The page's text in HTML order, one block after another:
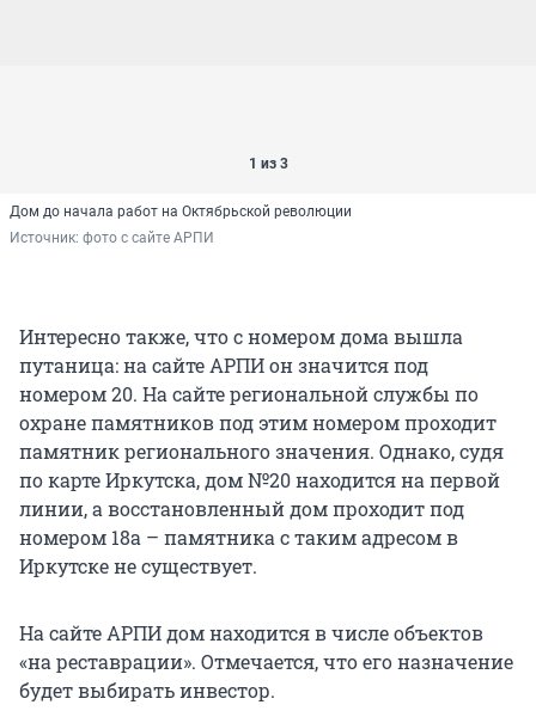
1 из 3
Дом до начала работ на Октябрьской революции
Источник: фото с сайте АРПИ
Интересно также, что с номером дома вышла
путаница: на сайте АРПИ он значится под
номером 20. На сайте региональной службы по
охране памятников под этим номером проходит
памятник регионального значения. Однако, судя
по карте Иркутска, дом №20 находится на первой
линии, а восстановленный дом проходит под
номером 18а – памятника с таким адресом в
Иркутске не существует.
На сайте АРПИ дом находится в числе объектов
«на реставрации». Отмечается, что его назначение
будет выбирать инвестор.